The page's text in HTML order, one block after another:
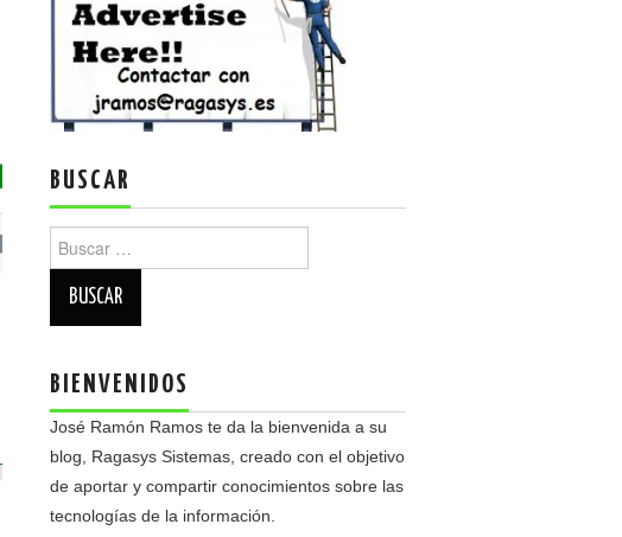
BUSCAR
BIENVENIDOS
José Ramón Ramos te da la bienvenida a su
blog, Ragasys Sistemas, creado con el objetivo
de aportar y compartir conocimientos sobre las
tecnologías de la información.